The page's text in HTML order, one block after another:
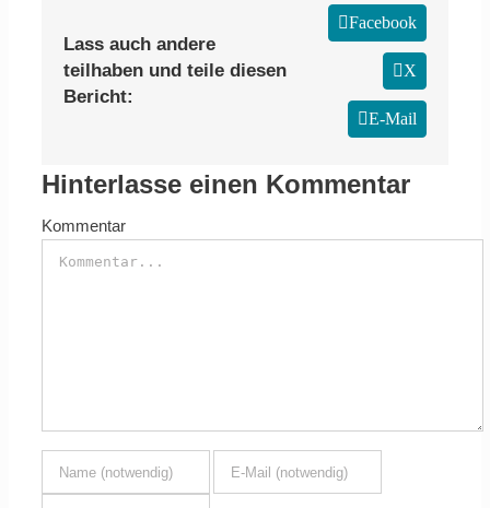
Lass auch andere
teilhaben und teile diesen
Bericht:
Facebook
X
E-Mail
Hinterlasse einen Kommentar
Kommentar